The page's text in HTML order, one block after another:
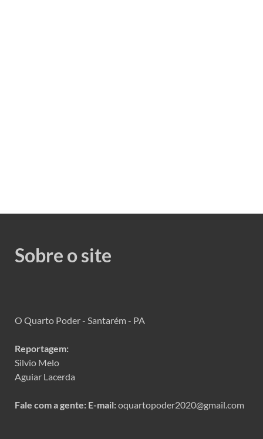
Sobre o site
O Quarto Poder - Santarém - PA
Reportagem:
Silvio Melo
Aguiar Lacerda
Fale com a gente: E-mail:oquartopoder2020@gmail.com